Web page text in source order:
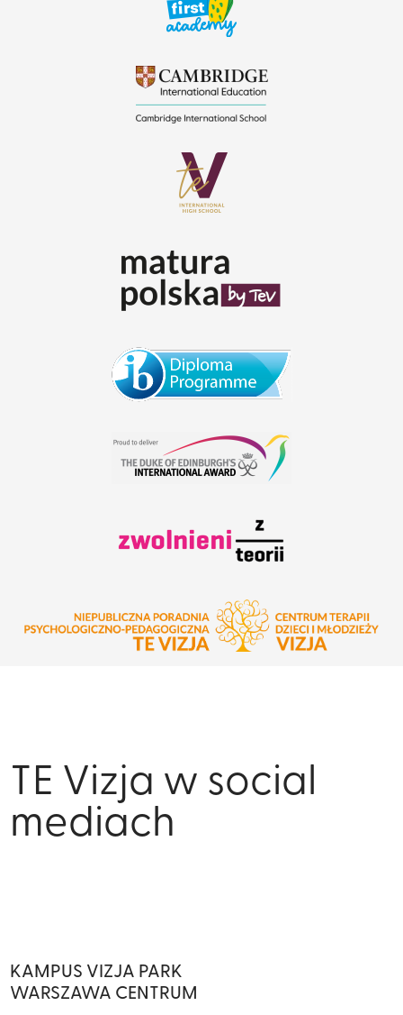
TE Vizja w social
mediach
KAMPUS VIZJA PARK
WARSZAWA CENTRUM